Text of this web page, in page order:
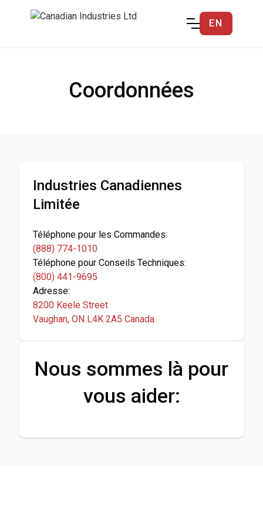
EN
Coordonnées
Industries Canadiennes
Limitée
Téléphone pour les Commandes:
(888) 774-1010
Téléphone pour Conseils Techniques:
(800) 441-9695
Adresse:
8200 Keele Street
Vaughan, ON L4K 2A5 Canada
Nous sommes là pour
vous aider: